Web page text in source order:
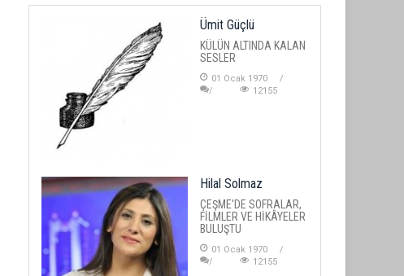
Ümit Güçlü
KÜLÜN ALTINDA KALAN
SESLER
01 Ocak 1970
12155
Hilal Solmaz
ÇEŞME'DE SOFRALAR,
FİLMLER VE HİKÂYELER
BULUŞTU
01 Ocak 1970
12155